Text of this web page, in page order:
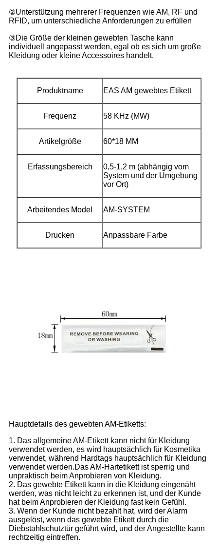
②Unterstützung mehrerer Frequenzen wie AM, RF und
RFID, um unterschiedliche Anforderungen zu erfüllen
③Die Größe der kleinen gewebten Tasche kann
individuell angepasst werden, egal ob es sich um große
Kleidung oder kleine Accessoires handelt.
Produktname EAS AM gewebtes Etikett
Frequenz 58 KHz (MW)
Artikelgröße 60*18 MM
Erfassungsbereich
0,5-1,2 m (abhängig vom
System und der Umgebung
vor Ort)
Arbeitendes Model AM-SYSTEM
Drucken Anpassbare Farbe
Hauptdetails des gewebten AM-Etiketts:
1. Das allgemeine AM-Etikett kann nicht für Kleidung
verwendet werden, es wird hauptsächlich für Kosmetika
verwendet, während Hardtags hauptsächlich für Kleidung
verwendet werden.Das AM-Hartetikett ist sperrig und
unpraktisch beim Anprobieren von Kleidung.
2. Das gewebte Etikett kann in die Kleidung eingenäht
werden, was nicht leicht zu erkennen ist, und der Kunde
hat beim Anprobieren der Kleidung fast kein Gefühl.
3. Wenn der Kunde nicht bezahlt hat, wird der Alarm
ausgelöst, wenn das gewebte Etikett durch die
Diebstahlschutztür geführt wird, und der Angestellte kann
rechtzeitig eintreffen.